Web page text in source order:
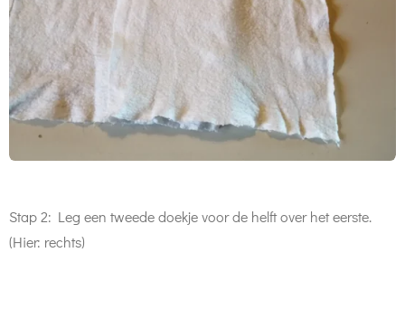
Stap 2: Leg een tweede doekje voor de helft over het eerste.
(Hier: rechts)